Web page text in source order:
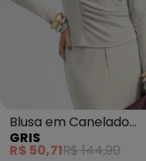
Blusa em Canelado
Aveludado (Off White)
GRIS
R$ 50,71R$ 144,90